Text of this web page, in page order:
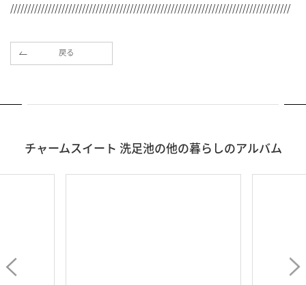
//////////////////////////////////////////////////////////////////////////////////
戻る
チャームスイート 洗足池の他の暮らしのアルバム